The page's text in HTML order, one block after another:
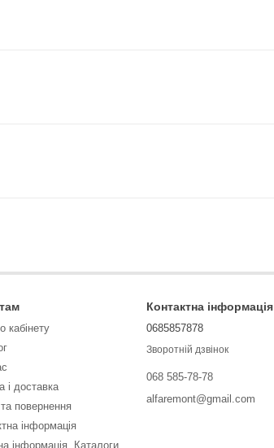
кабінету
і доставка
повернення
інформація
інформація, Каталоги
Контактна інформація
0685857878
Зворотній дзвінок
068 585-78-78
alfaremont@gmail.com